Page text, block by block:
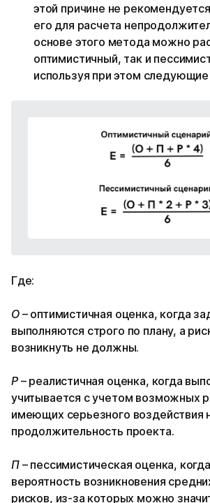
этой причине не
его для расчета
основе этого метода можно
оптимистичный, так и
используя при этом
Где:
О– оптимистичная оценка, когда
выполняются строго по плану, а
возникнуть не должны.
Р– реалистичная оценка, когда
учитывается с учетом возможных
имеющих серьезного воздействия
продолжительность проекта.
П– пессимистическая оценка,
вероятность возникновения
рисков, из-за которых можно